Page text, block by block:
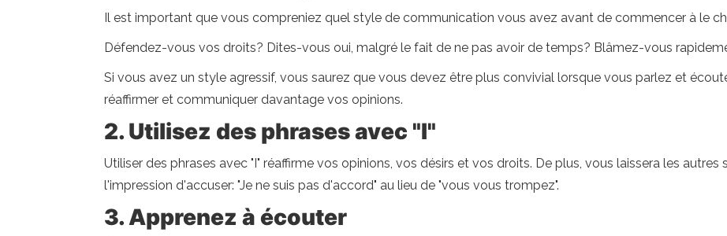
Il est important que vous compreniez quel style de communication vous avez avant de commencer à le
Défendez-vous vos droits? Dites-vous oui, malgré le fait de ne pas avoir de temps? Blâmez-vous
Si vous avez un style agressif, vous saurez que vous devez être plus convivial lorsque vous parlez et
réaffirmer et communiquer davantage vos opinions.
2. Utilisez des phrases avec "I"
Utiliser des phrases avec "I" réaffirme vos opinions, vos désirs et vos droits. De plus, vous laissera les
l'impression d'accuser: "Je ne suis pas d'accord" au lieu de "vous vous trompez".
3. Apprenez à écouter